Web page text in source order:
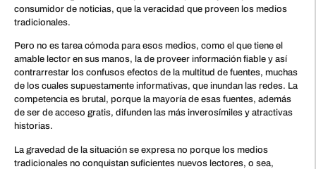
consumidor de noticias, que la veracidad que proveen los medios
tradicionales.
Pero no es tarea cómoda para esos medios, como el que tiene el
amable lector en sus manos, la de proveer información fiable y así
contrarrestar los confusos efectos de la multitud de fuentes, muchas
de los cuales supuestamente informativas, que inundan las redes. La
competencia es brutal, porque la mayoría de esas fuentes, además
de ser de acceso gratis, difunden las más inverosímiles y atractivas
historias.
La gravedad de la situación se expresa no porque los medios
tradicionales no conquistan suficientes nuevos lectores, o sea,